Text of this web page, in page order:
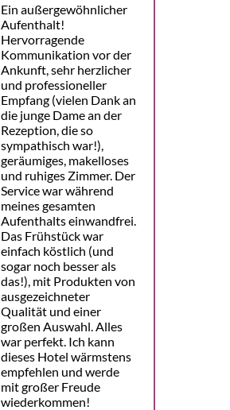
Ein außergewöhnlicher
Aufenthalt!
Hervorragende
Kommunikation vor der
Ankunft, sehr herzlicher
und professioneller
Empfang (vielen Dank an
die junge Dame an der
Rezeption, die so
sympathisch war!),
geräumiges, makelloses
und ruhiges Zimmer. Der
Service war während
meines gesamten
Aufenthalts einwandfrei.
Das Frühstück war
einfach köstlich (und
sogar noch besser als
das!), mit Produkten von
ausgezeichneter
Qualität und einer
großen Auswahl. Alles
war perfekt. Ich kann
dieses Hotel wärmstens
empfehlen und werde
mit großer Freude
wiederkommen!